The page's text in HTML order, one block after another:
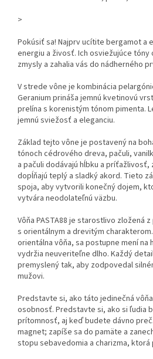
>
Pokúsiť sa! Najprv ucítite bergamot a
energiu a živosť. Ich osviežujúce
zmysly a zahalia vás do nádherného
V strede vône je kombinácia
Geranium prináša jemnú kvetinovú
prelína s korenistým tónom pimenta.
jemnú sviežosť a eleganciu.
Základ tejto vône je postavený na
tónoch cédrového dreva, pačuli,
a pačuli dodávajú hĺbku a príťažlivosť,
dopĺňajú teplý a sladký akord. Tieto
spoja, aby vytvorili konečný dojem,
vytvára neodolateľnú väzbu.
Vôňa PASTA88 je starostlivo zložená
s orientálnym a drevitým
orientálna vôňa, sa postupne mení
vydržia neuveriteľne dlho. Každý
premyslený tak, aby zodpovedal
mužovi.
Predstavte si, ako táto jedinečná
osobnosť. Predstavte si, ako si ľudia
prítomnosť, aj keď budete dávno preč.
magnet; zapíše sa do pamäte a
stopu sebavedomia a charizma,